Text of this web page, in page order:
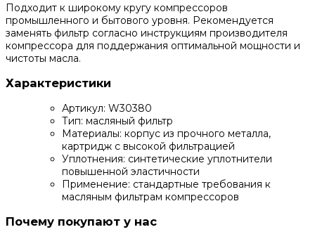
Подходит к широкому кругу компрессоров
промышленного и бытового уровня. Рекомендуется
заменять фильтр согласно инструкциям производителя
компрессора для поддержания оптимальной мощности и
чистоты масла.
Характеристики
Артикул: W30380
Тип: масляный фильтр
Материалы: корпус из прочного металла,
картридж с высокой фильтрацией
Уплотнения: синтетические уплотнители
повышенной эластичности
Применение: стандартные требования к
масляным фильтрам компрессоров
Почему покупают у нас